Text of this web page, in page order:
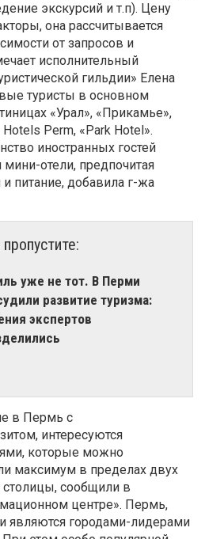
экскурсий и т.п). Цену
она рассчитывается
от запросов и
исполнительный
гильдии» Елена
туристы в основном
«Урал», «Прикамье»,
Perm, «Park Hotel».
иностранных гостей
отели, предпочитая
и питание, добавила г-жа
уже не тот. В Перми
развитие туризма:
экспертов
в Пермь с
интересуются
которые можно
максимум в пределах двух
сообщили в
центре». Пермь,
являются городами-лидерами